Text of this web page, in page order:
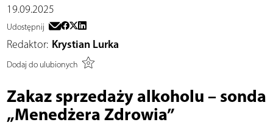
19.09.2025
Udostępnij
Redaktor: Krystian Lurka
Dodaj do ulubionych
Zakaz sprzedaży alkoholu – sonda
„Menedżera Zdrowia”